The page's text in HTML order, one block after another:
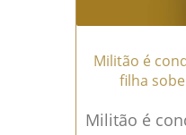
Militão é
filha
Militão é